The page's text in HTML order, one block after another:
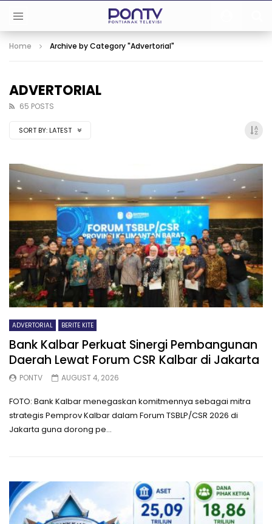
Home Archive by Category "Advertorial"
ADVERTORIAL
65 POSTS
SORT BY: LATEST
ADVERTORIAL BERITE KITE
Bank Kalbar Perkuat Sinergi Pembangunan
Daerah Lewat Forum CSR Kalbar di Jakarta
PONTV AUGUST 4, 2026
FOTO: Bank Kalbar menegaskan komitmennya sebagai mitra
strategis Pemprov Kalbar dalam Forum TSBLP/CSR 2026 di
Jakarta guna dorong pe...